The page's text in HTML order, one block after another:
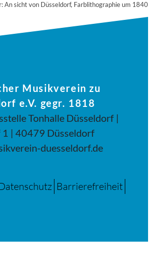
An sicht von Düsseldorf, Farblithographie um 1840
Musikverein zu
e.V. gegr. 1818
Tonhalle Düsseldorf |
1 | 40479 Düsseldorf
duesseldorf.de
Barrierefreiheit